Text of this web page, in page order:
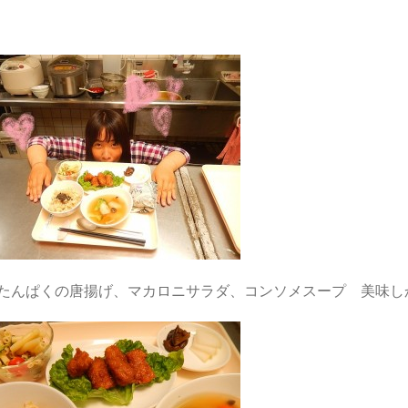
んぱくの唐揚げ、マカロニサラダ、コンソメスープ 美味